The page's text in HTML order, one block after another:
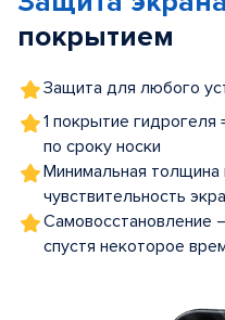
покрытием
Защита для любого
1 покрытие
по сроку носки
Минимальная толщина
чувствительность
Самовосстановление
спустя некоторое